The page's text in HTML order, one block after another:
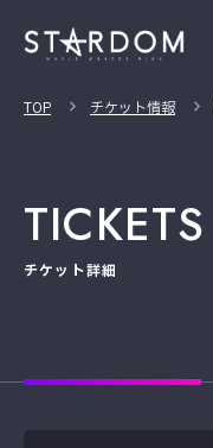
TOP チケット情報
TICKETS
チケット詳細